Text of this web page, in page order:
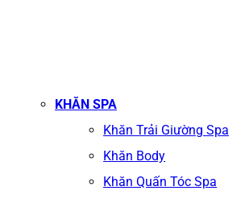
KHĂN SPA
Khăn Trải Giường Spa
Khăn Body
Khăn Quấn Tóc Spa